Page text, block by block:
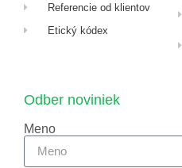
Referencie od klientov
Etický kódex
Odber noviniek
Meno